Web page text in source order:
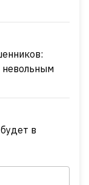
невольным
в